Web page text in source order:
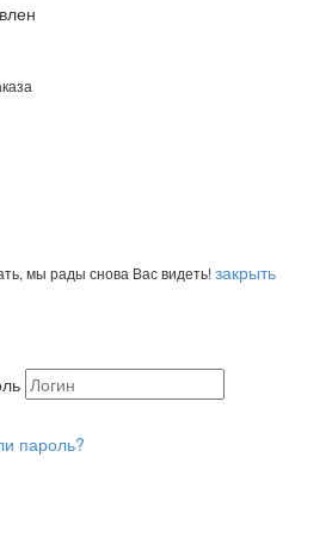
мы рады снова Вас видеть!закрыть
пароль?